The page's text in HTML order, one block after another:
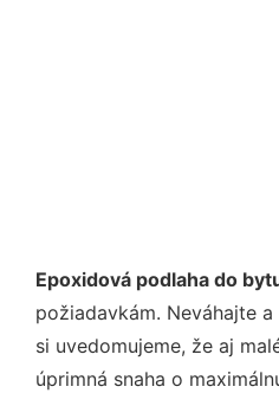
Epoxidová podlaha do
požiadavkám. Neváhajte
si uvedomujeme, že aj
úprimná snaha o